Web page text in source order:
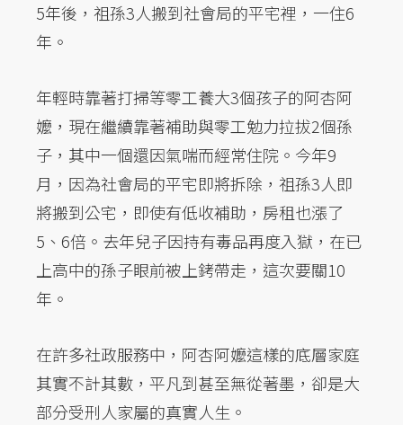
5年後，祖孫3人搬到社會局的平宅裡，一住6
年。
年輕時靠著打掃等零工養大3個孩子的阿杏阿
嬤，現在繼續靠著補助與零工勉力拉拔2個孫
子，其中一個還因氣喘而經常住院。今年9
月，因為社會局的平宅即將拆除，祖孫3人即
將搬到公宅，即使有低收補助，房租也漲了
5、6倍。去年兒子因持有毒品再度入獄，在已
上高中的孫子眼前被上銬帶走，這次要關10
年。
在許多社政服務中，阿杏阿嬤這樣的底層家庭
其實不計其數，平凡到甚至無從著墨，卻是大
部分受刑人家屬的真實人生。